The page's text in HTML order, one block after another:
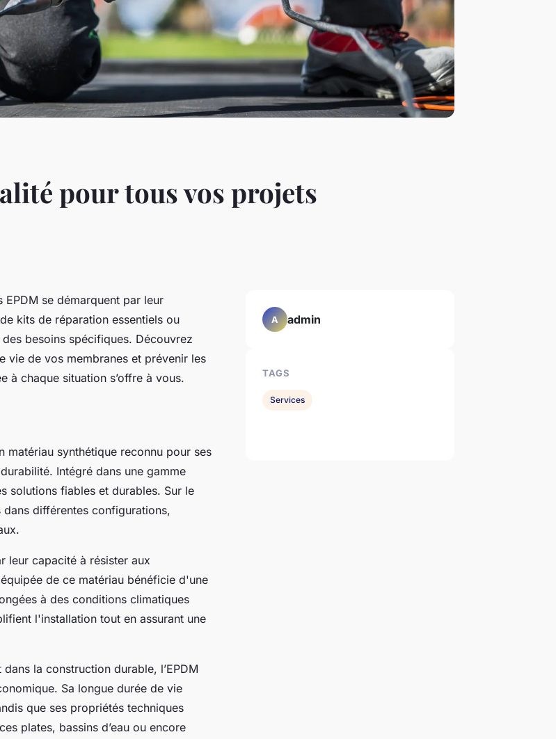
pour tous vos projets
EPDM se démarquent par leur
kits de réparation essentiels ou
besoins spécifiques. Découvrez
vie de vos membranes et prévenir les
à chaque situation s’offre à vous.
matériau synthétique reconnu pour ses
Intégré dans une gamme
solutions fiables et durables. Sur le
différentes configurations,
leur capacité à résister aux
de ce matériau bénéficie d'une
à des conditions climatiques
l'installation tout en assurant une
la construction durable, l’EPDM
Sa longue durée de vie
que ses propriétés techniques
plates, bassins d’eau ou encore
A admin
TAGS
Services